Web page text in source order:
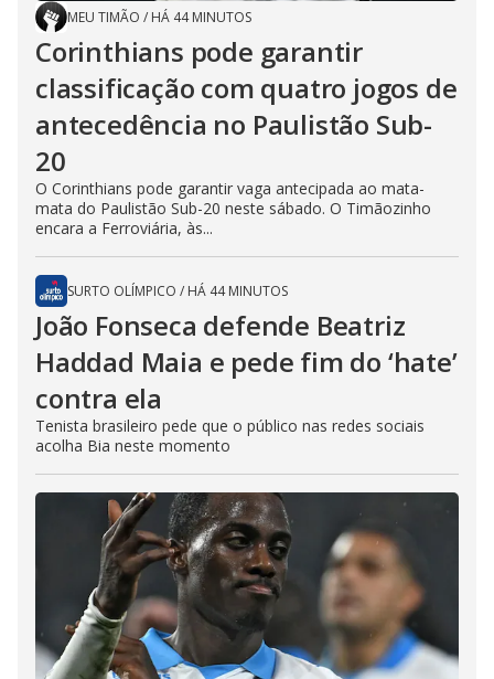
MEU TIMÃO / HÁ 44 MINUTOS
Corinthians pode garantir
classificação com quatro jogos de
antecedência no Paulistão Sub-
20
O Corinthians pode garantir vaga antecipada ao mata-
mata do Paulistão Sub-20 neste sábado. O Timãozinho
encara a Ferroviária, às...
SURTO OLÍMPICO / HÁ 44 MINUTOS
João Fonseca defende Beatriz
Haddad Maia e pede fim do ‘hate’
contra ela
Tenista brasileiro pede que o público nas redes sociais
acolha Bia neste momento